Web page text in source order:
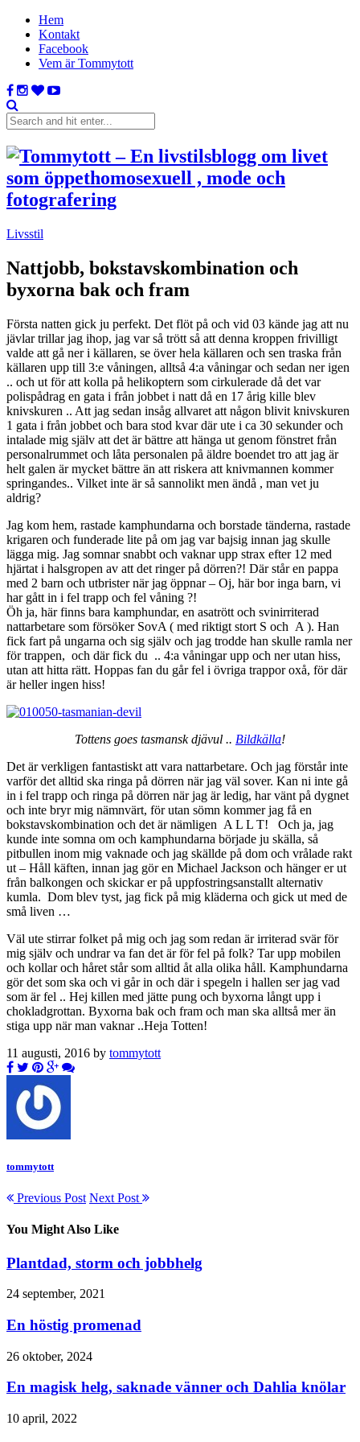
Hem
Kontakt
Facebook
Vem är Tommytott
Livsstil
Nattjobb, bokstavskombination och
byxorna bak och fram
Första natten gick ju perfekt. Det flöt på och vid 03 kände jag att nu
jävlar trillar jag ihop, jag var så trött så att denna kroppen frivilligt
valde att gå ner i källaren, se över hela källaren och sen traska från
källaren upp till 3:e våningen, alltså 4:a våningar och sedan ner igen
.. och ut för att kolla på helikoptern som cirkulerade då det var
polispådrag en gata i från jobbet i natt då en 17 årig kille blev
knivskuren .. Att jag sedan insåg allvaret att någon blivit knivskuren
1 gata i från jobbet och bara stod kvar där ute i ca 30 sekunder och
intalade mig själv att det är bättre att hänga ut genom fönstret från
personalrummet och låta personalen på äldre boendet tro att jag är
helt galen är mycket bättre än att riskera att knivmannen kommer
springandes.. Vilket inte är så sannolikt men ändå , man vet ju
aldrig?
Jag kom hem, rastade kamphundarna och borstade tänderna, rastade
krigaren och funderade lite på om jag var bajsig innan jag skulle
lägga mig. Jag somnar snabbt och vaknar upp strax efter 12 med
hjärtat i halsgropen av att det ringer på dörren?! Där står en pappa
med 2 barn och utbrister när jag öppnar – Oj, här bor inga barn, vi
har gått in i fel trapp och fel våning ?!
Öh ja, här finns bara kamphundar, en asatrött och svinirriterad
nattarbetare som försöker SovA ( med riktigt stort S och A ). Han
fick fart på ungarna och sig själv och jag trodde han skulle ramla ner
för trappen, och där fick du .. 4:a våningar upp och ner utan hiss,
utan att hitta rätt. Hoppas fan du går fel i övriga trappor oxå, för där
är heller ingen hiss!
Tottens goes tasmansk djävul .. Bildkälla!
Det är verkligen fantastiskt att vara nattarbetare. Och jag förstår inte
varför det alltid ska ringa på dörren när jag väl sover. Kan ni inte gå
in i fel trapp och ringa på dörren när jag är ledig, har vänt på dygnet
och inte bryr mig nämnvärt, för utan sömn kommer jag få en
bokstavskombination och det är nämligen A L L T! Och ja, jag
kunde inte somna om och kamphundarna började ju skälla, så
pitbullen inom mig vaknade och jag skällde på dom och vrålade rakt
ut – Håll käften, innan jag gör en Michael Jackson och hänger er ut
från balkongen och skickar er på uppfostringsanstallt alternativ
kumla. Dom blev tyst, jag fick på mig kläderna och gick ut med de
små liven …
Väl ute stirrar folket på mig och jag som redan är irriterad svär för
mig själv och undrar va fan det är för fel på folk? Tar upp mobilen
och kollar och håret står som alltid åt alla olika håll. Kamphundarna
gör det som ska och vi går in och där i spegeln i hallen ser jag vad
som är fel .. Hej killen med jätte pung och byxorna långt upp i
chokladgrottan. Byxorna bak och fram och man ska alltså mer än
stiga upp när man vaknar ..Heja Totten!
11 augusti, 2016 by tommytott
tommytott
Previous Post Next Post
You Might Also Like
Plantdad, storm och jobbhelg
24 september, 2021
En höstig promenad
26 oktober, 2024
En magisk helg, saknade vänner och Dahlia knölar
10 april, 2022